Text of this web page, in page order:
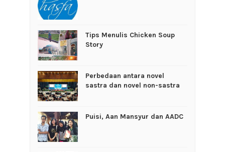
Tips Menulis Chicken Soup
Story
Perbedaan antara novel
sastra dan novel non-sastra
Puisi, Aan Mansyur dan AADC